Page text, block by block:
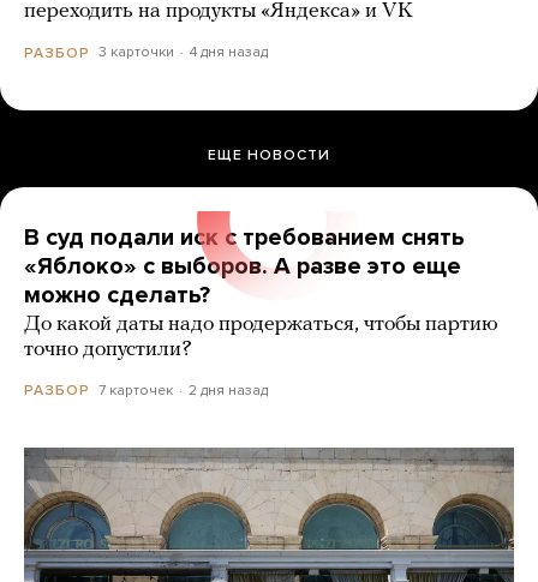
переходить на продукты «Яндекса» и VK
РАЗБОР 3 карточки 4 дня назад
ЕЩЕ НОВОСТИ
В суд подали иск с требованием снять
«Яблоко» с выборов. А разве это еще
можно сделать?
До какой даты надо продержаться, чтобы партию
точно допустили?
РАЗБОР 7 карточек 2 дня назад